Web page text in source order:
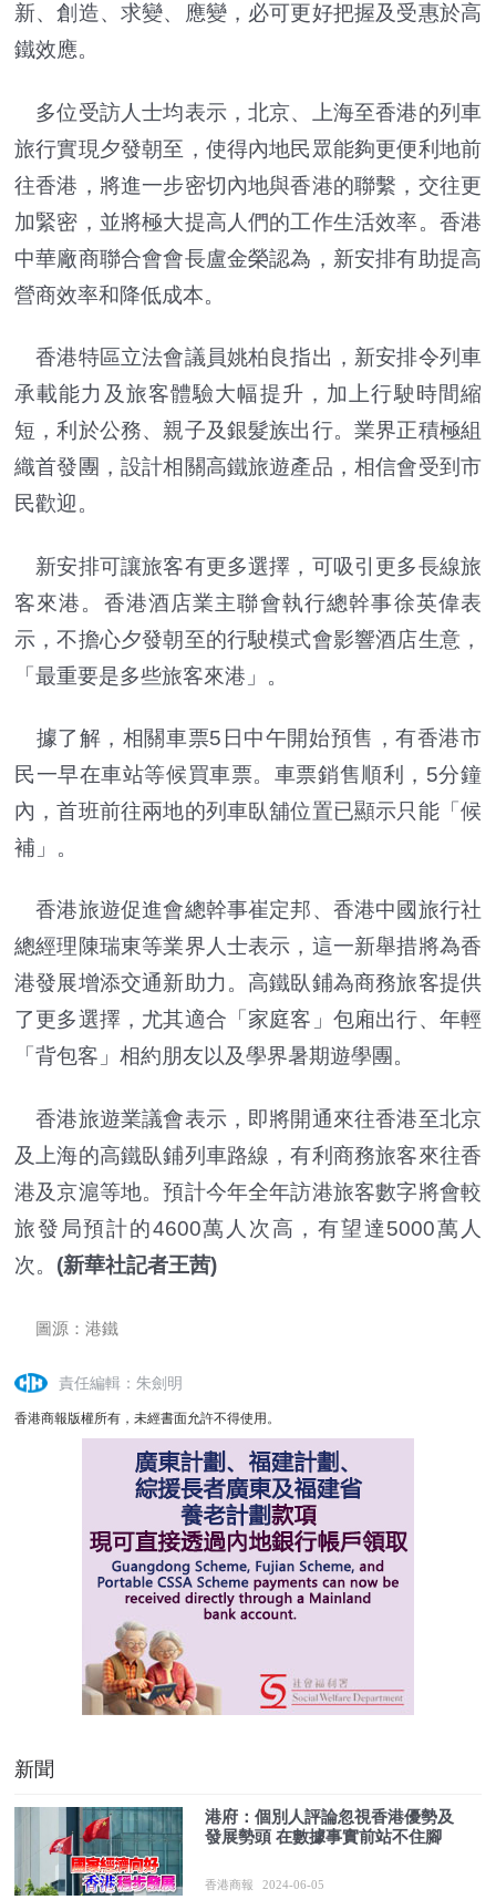
新、創造、求變、應變，必可更好把握及受惠於高
鐵效應。
多位受訪人士均表示，北京、上海至香港的列車
旅行實現夕發朝至，使得內地民眾能夠更便利地前
往香港，將進一步密切內地與香港的聯繫，交往更
加緊密，並將極大提高人們的工作生活效率。香港
中華廠商聯合會會長盧金榮認為，新安排有助提高
營商效率和降低成本。
香港特區立法會議員姚柏良指出，新安排令列車
承載能力及旅客體驗大幅提升，加上行駛時間縮
短，利於公務、親子及銀髮族出行。業界正積極組
織首發團，設計相關高鐵旅遊產品，相信會受到市
民歡迎。
新安排可讓旅客有更多選擇，可吸引更多長線旅
客來港。香港酒店業主聯會執行總幹事徐英偉表
示，不擔心夕發朝至的行駛模式會影響酒店生意，
「最重要是多些旅客來港」。
據了解，相關車票5日中午開始預售，有香港市
民一早在車站等候買車票。車票銷售順利，5分鐘
內，首班前往兩地的列車臥舖位置已顯示只能「候
補」。
香港旅遊促進會總幹事崔定邦、香港中國旅行社
總經理陳瑞東等業界人士表示，這一新舉措將為香
港發展增添交通新助力。高鐵臥鋪為商務旅客提供
了更多選擇，尤其適合「家庭客」包廂出行、年輕
「背包客」相約朋友以及學界暑期遊學團。
香港旅遊業議會表示，即將開通來往香港至北京
及上海的高鐵臥鋪列車路線，有利商務旅客來往香
港及京滬等地。預計今年全年訪港旅客數字將會較
旅發局預計的4600萬人次高，有望達5000萬人
次。 (新華社記者王茜)
圖源：港鐵
責任編輯：朱劍明
香港商報版權所有，未經書面允許不得使用。
新聞
港府：個別人評論忽視香港優勢及
發展勢頭 在數據事實前站不住腳
香港商報 2024-06-05